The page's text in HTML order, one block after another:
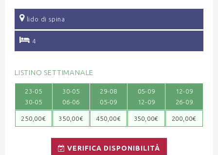
lido di spina
4
LISTINO SETTIMANALE
23-05
30-05
30-05
06-06
29-08
05-09
05-09
12-09
12-09
26-09
250,00€ 350,00€ 450,00€ 350,00€ 200,00€
VERIFICA DISPONIBILITÀ